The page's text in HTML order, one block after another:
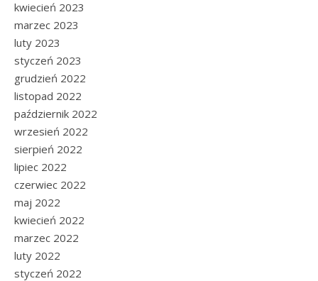
kwiecień 2023
marzec 2023
luty 2023
styczeń 2023
grudzień 2022
listopad 2022
październik 2022
wrzesień 2022
sierpień 2022
lipiec 2022
czerwiec 2022
maj 2022
kwiecień 2022
marzec 2022
luty 2022
styczeń 2022